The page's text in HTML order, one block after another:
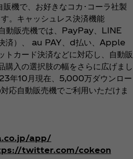
機で、お好きなコカ･コーラ社製
。キャッシュレス決済機能
動販売機では、PayPay、LINE
済）、 au PAY、d払い、Apple
トカード決済などに対応し、自動販
購入の選択肢の幅をさらに広げまし
年10月現在、5,000万ダウンロー
応自動販売機でご利用いただけま
app/
twitter.com/cokeon